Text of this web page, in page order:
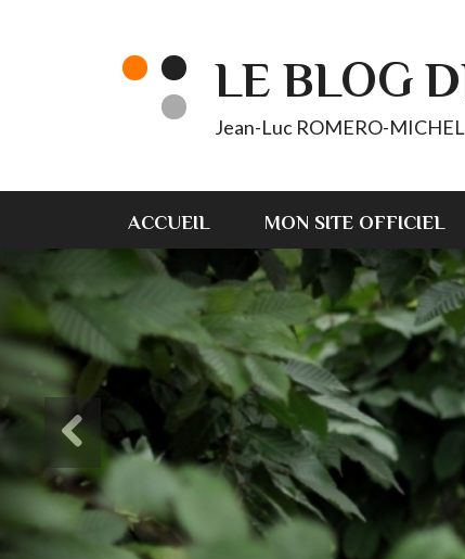
LE BLOG
Jean-Luc ROMERO-
ACCUEIL MON SITE OFFICIEL